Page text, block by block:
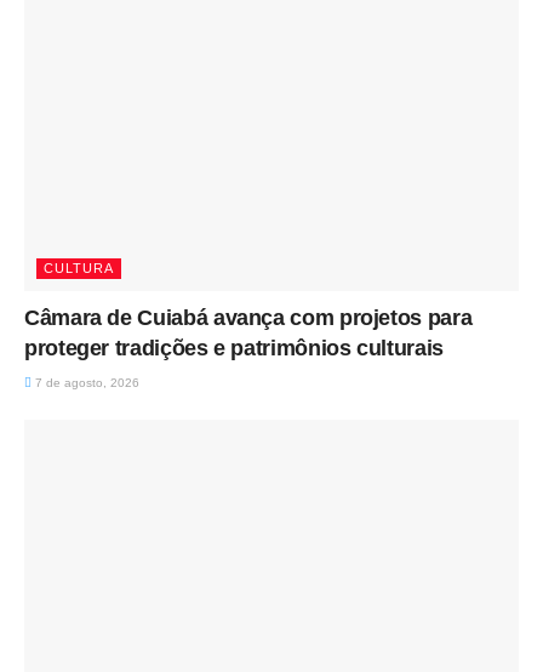
CULTURA
Câmara de Cuiabá avança com projetos para
proteger tradições e patrimônios culturais
7 de agosto, 2026